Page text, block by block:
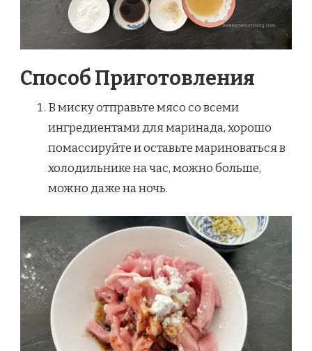
Способ Приготовления
В миску отправьте мясо со всеми
ингредиентами для маринада, хорошо
помассируйте и оставьте мариноваться в
холодильнике на час, можно больше,
можно даже на ночь.